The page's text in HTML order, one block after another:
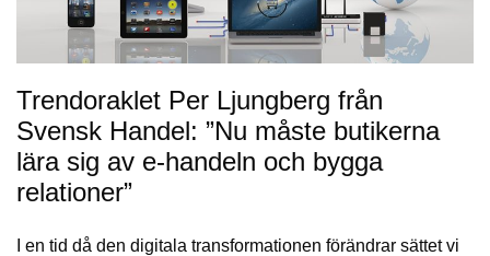
Trendoraklet Per Ljungberg från
Svensk Handel: ”Nu måste butikerna
lära sig av e-handeln och bygga
relationer”
I en tid då den digitala transformationen förändrar sättet vi